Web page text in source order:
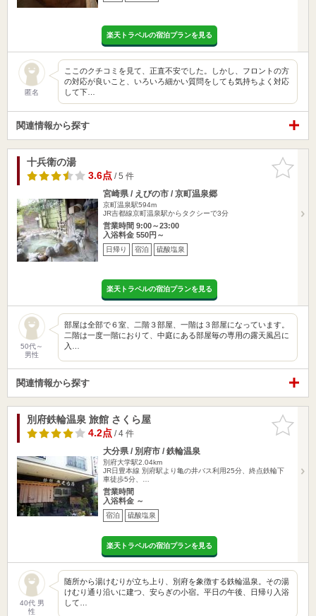
楽天トラベルの宿泊プランを見る
匿名
ここのクチコミを見て、正直不安でした。しかし、フロントの方
の対応が良いこと、いろいろ細かい質問をしても気持ちよく対応
して下…
関連情報から探す
お気に入
りに追加
十兵衛の湯
3.6点/ 5 件
宮崎県 / えびの市 / 京町温泉郷
京町温泉駅594m
JR吉都線京町温泉駅からタクシーで3分
営業時間 9:00～23:00
入浴料金 550円～
日帰り 宿泊 硫酸塩泉
楽天トラベルの宿泊プランを見る
50代～
男性
部屋は全部で６室、二階３部屋、一階は３部屋になっています。
二階は一度一階におりて、中庭にある部屋毎の専用の露天風呂に
入…
関連情報から探す
お気に入
りに追加
別府鉄輪温泉 旅館 さくら屋
4.2点/ 4 件
大分県 / 別府市 / 鉄輪温泉
別府大学駅2.04km
JR日豊本線 別府駅より亀の井バス利用25分、終点鉄輪下
車徒歩5分、…
営業時間
入浴料金 ～
宿泊 硫酸塩泉
楽天トラベルの宿泊プランを見る
40代 男
性
随所から湯けむりが立ち上り、別府を象徴する鉄輪温泉。その湯
けむり通り沿いに建つ、安らぎの小宿。平日の午後、日帰り入浴
して…